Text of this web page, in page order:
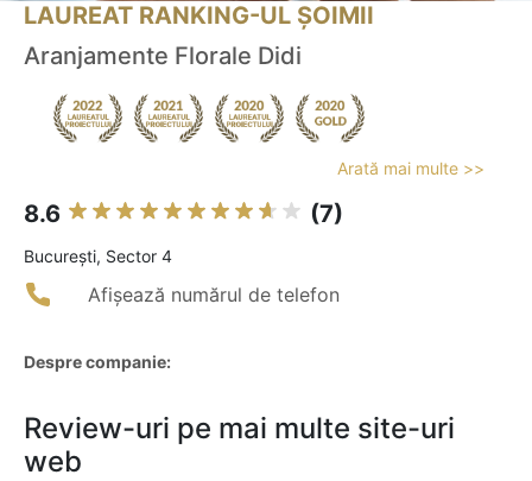
LAUREAT RANKING-UL ȘOIMII
Aranjamente Florale Didi
Arată mai multe >>
8.6 (7)
Bucureşti, Sector 4
Afișează numărul de telefon
Despre companie:
Review-uri pe mai multe site-uri
web